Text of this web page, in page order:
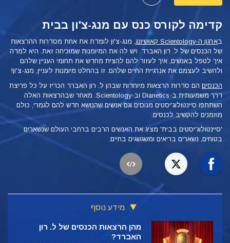
קדימה לקורס כנס עם מנג-צ'ון בבית
בארגון ה-Scientology קאושיונג
, מנג-צ'ון לומדת את אחת מסדרות ההרצאות
של הכנסים של ל. רון האברד. ויש לה את המיומנות שמוכיחה זאת. היא למדה
איך לטפל באנשים, איך לעזור להם להצית מחדש את תחומי העניין שלהם
ולהשיב לעצמם את אנרגיית החיים שלהם. זו בהחלט מיומנות לעניין, מנג-צ'ון!
הכנסים הם סדרות הרצאות מיוחדות שבהן ל. רון האברד הכריז על כל פריצת
דרך משמעותית ב-Dianetics וב-Scientology. מאחר שבהרצאות האלה
השתתפו סיינטולוג'יסטים מנוסים וגם אנשים שהנושא חדש להם לגמרי, כולם
מוזמנים להקשיב לכנסים.
'סיינטולוג'יסטים בבית' מציג את האנשים הרבים ברחבי העולם שנשארים
בטוחים, נשארים בריאים ומשגשגים בחיים.
מידע נוסף
מהן הרצאות הכנסים של ל. רון
האברד?